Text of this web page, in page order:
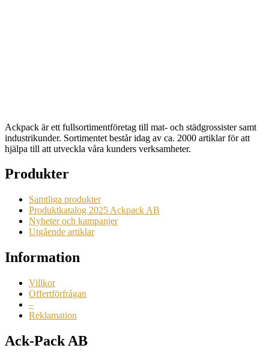
Ackpack är ett fullsortimentföretag till mat- och städgrossister samt
industrikunder. Sortimentet består idag av ca. 2000 artiklar för att
hjälpa till att utveckla våra kunders verksamheter.
Produkter
Samtliga produkter
Produktkatalog 2025 Ackpack AB
Nyheter och kampanjer
Utgående artiklar
Information
Villkor
Offertförfrågan
–
Reklamation
Ack-Pack AB